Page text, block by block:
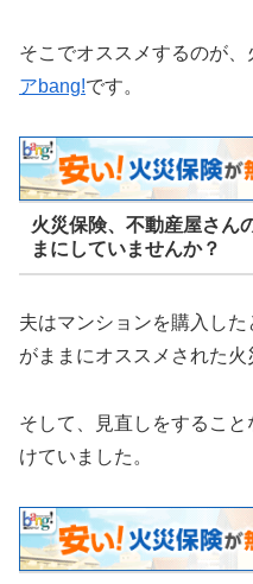
そこでオススメするのが
アbang!です。
火災保険、不動産屋さん
まにしていませんか？
夫はマンションを購入し
がままにオススメされた火
そして、見直しをするこ
けていました。